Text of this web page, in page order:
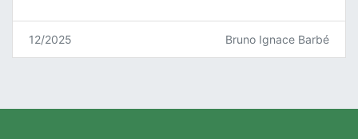
12/2025 Bruno Ignace Barbé